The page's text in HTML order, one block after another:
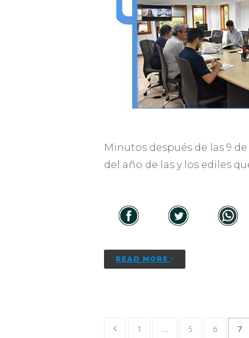
Minutos después de las 9
del año de las y los ediles
READ MORE
1 … 5 6 7